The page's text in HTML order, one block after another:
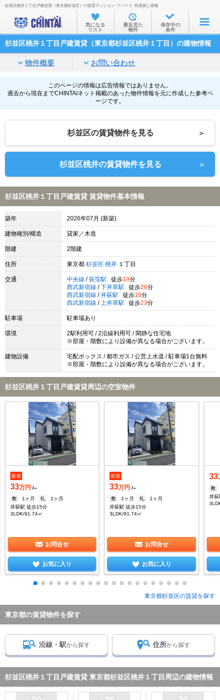
お部屋を探す
沿線・駅から
家賃相場から
通勤通学時間から
物件特集から
不動産会社から
TOP
杉並区桃井１丁目戸建賃貸（東京都杉並区）の賃貸マンション･アパート･部屋探し情報
気になる
リスト
最近見た
物件
保存中の
条件
杉並区桃井１丁目戸建賃貸（東京都杉並区桃井１丁目）の建物情報
物件概要 お問い合わせ
このページの情報は広告情報ではありません。
過去から現在までCHINTAIネット掲載のあった物件情報を元に作成した参考ペ
ージです。
杉並区の賃貸物件を見る ＞
杉並区桃井の賃貸物件を見る ＞
杉並区桃井１丁目戸建賃貸 賃貸物件基本情報
築年 2026年07月 (新築)
建物種別/構造 貸家／木造
階建 2階建
住所 東京都 杉並区 桃井 １丁目
交通 中央線 / 荻窪駅 徒歩19分
西武新宿線 / 下井草駅 徒歩26分
西武新宿線 / 井荻駅 徒歩15分
西武新宿線 / 上井草駅 徒歩23分
駐車場 駐車場あり
環境
2駅利用可 / 2沿線利用可 / 閑静な住宅地
※部屋・階数により設備が異なる場合がございます。
建物設備
宅配ボックス / 都市ガス / 公営上水道 / 駐車場1台無料
※部屋・階数により設備が異なる場合がございます。
杉並区桃井１丁目戸建賃貸周辺の空室物件
新着
33万円 /--
敷
1ヶ月 礼
1ヶ月
井荻駅 徒歩15分
3LDK/91.74㎡
お問合せ
お気に入り
新着
33万円 /--
敷
1ヶ月 礼
1ヶ月
井荻駅 徒歩15分
3LDK/91.74㎡
お問合せ
お気に入り
33
敷
井
東京都杉並区の賃貸を探す
東京都の賃貸物件を探す
沿線・駅から探す 住所から探す
杉並区桃井１丁目戸建賃貸 東京都杉並区桃井１丁目周辺の建物情報